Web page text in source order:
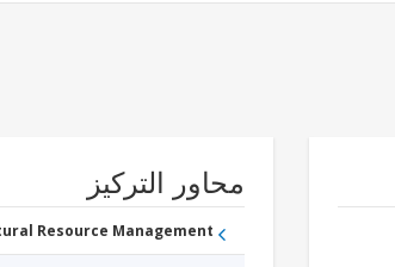
محاور التركيز
Resource Management